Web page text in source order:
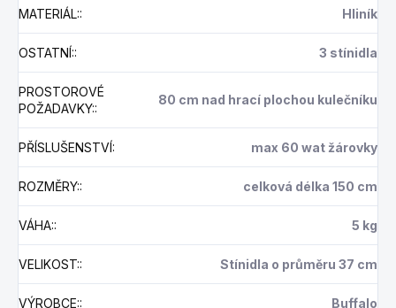
MATERIÁL:: Hliník
OSTATNÍ:: 3 stínidla
PROSTOROVÉ
POŽADAVKY::
80 cm nad hrací plochou kulečníku
PŘÍSLUŠENSTVÍ: max 60 wat žárovky
ROZMĚRY:: celková délka 150 cm
VÁHA:: 5 kg
VELIKOST:: Stínidla o průměru 37 cm
VÝROBCE:: Buffalo